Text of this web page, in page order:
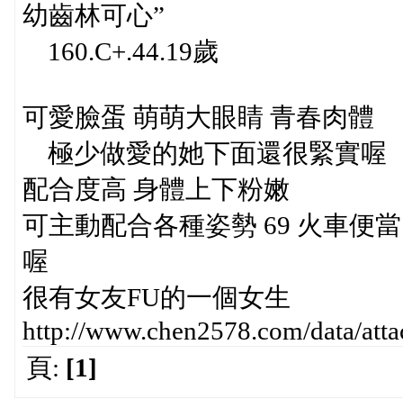
幼齒林可心”
160.C+.44.19歲
可愛臉蛋 萌萌大眼睛 青春肉體
極少做愛的她下面還很緊實喔
配合度高 身體上下粉嫩
可主動配合各種姿勢 69 火車便
喔
很有女友FU的一個女生
http://www.chen2578.com/data/
頁: [1]